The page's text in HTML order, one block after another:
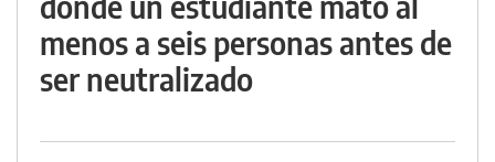
menos a seis personas antes de
ser neutralizado